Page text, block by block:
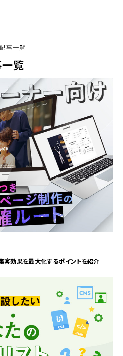
事一覧
覧
効果を最大化するポイントを紹介